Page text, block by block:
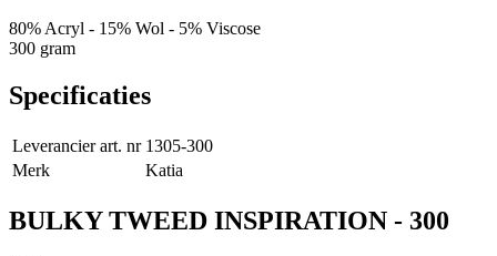
80% Acryl - 15% Wol - 5% Viscose
300 gram
Specificaties
Leverancier art. nr 1305-300
Merk
Katia
BULKY TWEED INSPIRATION - 300